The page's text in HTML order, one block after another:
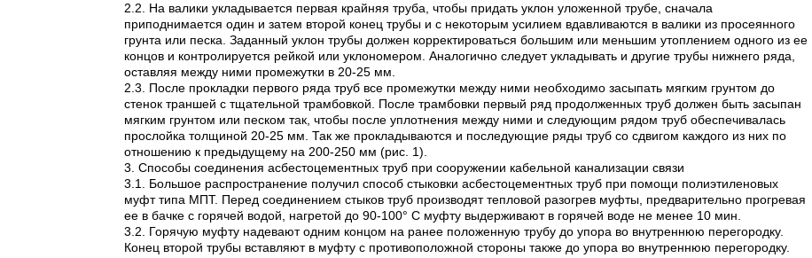
2.2. На валики укладывается первая крайняя труба, чтобы придать уклон уложенной трубе, сначала
приподнимается один и затем второй конец трубы и с некоторым усилием вдавливаются в валики из просеянного
грунта или песка. Заданный уклон трубы должен корректироваться большим или меньшим утоплением одного из ее
концов и контролируется рейкой или уклономером. Аналогично следует укладывать и другие трубы нижнего ряда,
оставляя между ними промежутки в 20-25 мм.
2.3. После прокладки первого ряда труб все промежутки между ними необходимо засыпать мягким грунтом до
стенок траншей с тщательной трамбовкой. После трамбовки первый ряд продолженных труб должен быть засыпан
мягким грунтом или песком так, чтобы после уплотнения между ними и следующим рядом труб обеспечивалась
прослойка толщиной 20-25 мм. Так же прокладываются и последующие ряды труб со сдвигом каждого из них по
отношению к предыдущему на 200-250 мм (рис. 1).
3. Способы соединения асбестоцементных труб при сооружении кабельной канализации связи
3.1. Большое распространение получил способ стыковки асбестоцементных труб при помощи полиэтиленовых
муфт типа МПТ. Перед соединением стыков труб производят тепловой разогрев муфты, предварительно прогревая
ее в бачке с горячей водой, нагретой до 90-100° С муфту выдерживают в горячей воде не менее 10 мин.
3.2. Горячую муфту надевают одним концом на ранее положенную трубу до упора во внутреннюю перегородку.
Конец второй трубы вставляют в муфту с противоположной стороны также до упора во внутреннюю перегородку.